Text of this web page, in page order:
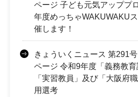
ページ 子ども元気アッププ
年度めっちゃWAKUWAKU
催します！
きょういくニュース 第291
ページ 令和9年度「義務教育
「実習教員」及び「大阪府
用選考